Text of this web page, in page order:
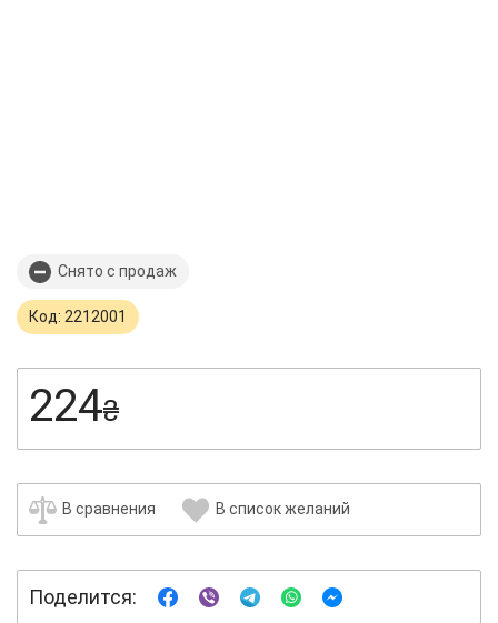
Снято с продаж
Код: 2212001
224₴
В сравнения В список желаний
Поделится: